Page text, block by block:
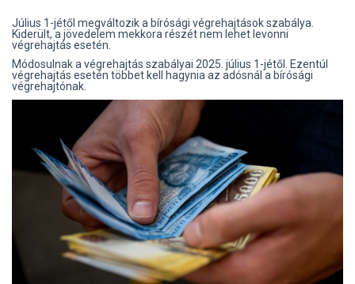
Július 1-jétől megváltozik a bírósági végrehajtások szabálya.
Kiderült, a jövedelem mekkora részét nem lehet levonni
végrehajtás esetén.
Módosulnak a végrehajtás szabályai 2025. július 1-jétől. Ezentúl
végrehajtás esetén többet kell hagynia az adósnál a bírósági
végrehajtónak.